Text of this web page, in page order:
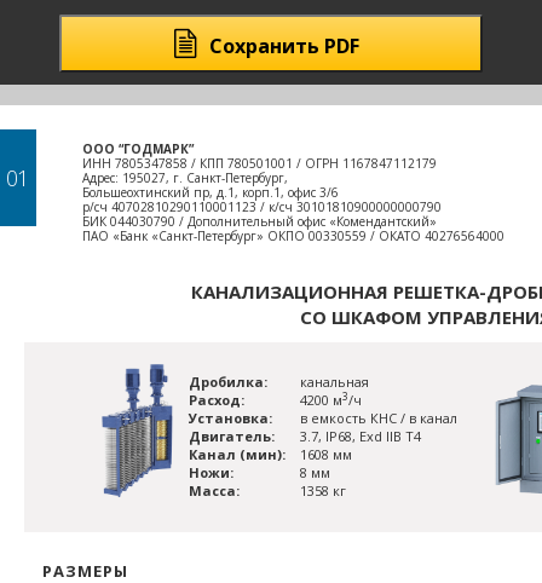
Сохранить PDF
01
ООО “ГОДМАРК”
ИНН 7805347858 / КПП 780501001 / ОГРН 1167847112179
Адрес: 195027, г. Санкт-Петербург,
Большеохтинский пр, д.1, корп.1, офис 3/6
р/сч 40702810290110001123 / к/сч 30101810900000000790
БИК 044030790 / Дополнительный офис «Комендантский»
ПАО «Банк «Санкт-Петербург» ОКПО 00330559 / ОКАТО 40276564000
КАНАЛИЗАЦИОННАЯ РЕШЕТКА-
СО ШКАФОМ
Дробилка:
канальная
Расход:
4200 м3/ч
Установка:
в емкость КНС / в канал
Двигатель:
3.7, IP68, Exd IIB T4
Канал (мин):
1608 мм
Ножи:
8 мм
Масса:
1358 кг
РАЗМЕРЫ